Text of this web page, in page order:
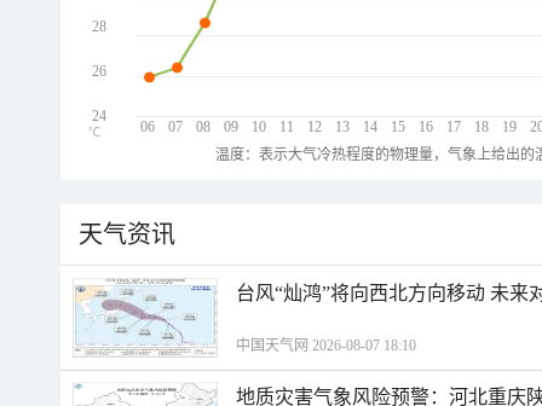
06 07 08 09 10 11 12 13 14 15 16 17 18 19
28
26
24
℃
温度：表示大气冷热程度的物理量，气象上给出
天气资讯
台风“灿鸿”将向西北方向移动 未来
中国天气网 2026-08-07 18:10
地质灾害气象风险预警：河北重庆